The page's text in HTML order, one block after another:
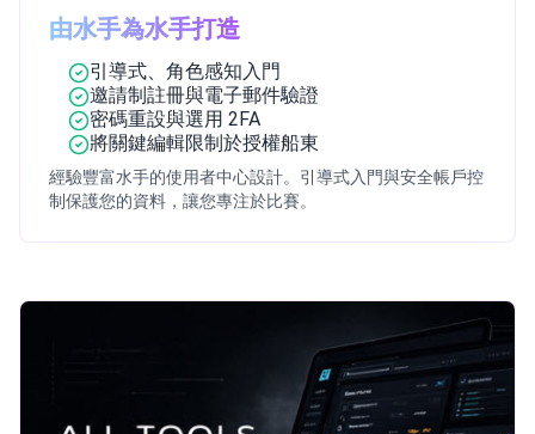
由水手為水手打造
引導式、角色感知入門
邀請制註冊與電子郵件驗證
密碼重設與選用 2FA
將關鍵編輯限制於授權船東
經驗豐富水手的使用者中心設計。引導式入門與安全帳戶控
制保護您的資料，讓您專注於比賽。